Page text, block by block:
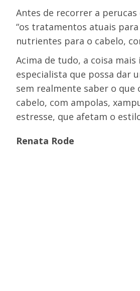
Antes de recorrer a
“os tratamentos atuais
nutrientes para o cabelo,
Acima de tudo, a coisa
especialista que possa dar
sem realmente saber o que
cabelo, com ampolas,
estresse, que afetam o
Renata Rode